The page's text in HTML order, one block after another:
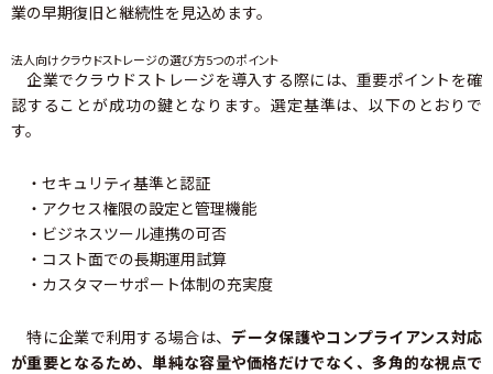
業の早期復旧と継続性を見込めます。
法人向けクラウドストレージの選び方5つのポイント
企業でクラウドストレージを導入する際には、重要ポイントを確
認することが成功の鍵となります。選定基準は、以下のとおりで
す。
・セキュリティ基準と認証
・アクセス権限の設定と管理機能
・ビジネスツール連携の可否
・コスト面での長期運用試算
・カスタマーサポート体制の充実度
特に企業で利用する場合は、データ保護やコンプライアンス対応
が重要となるため、単純な容量や価格だけでなく、多角的な視点で